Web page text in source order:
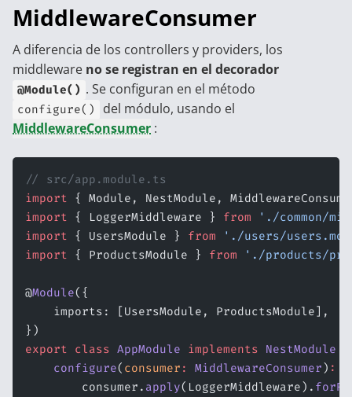
MiddlewareConsumer
A diferencia de los controllers y providers, los
middleware no se registran en el decorador
@Module() . Se configuran en el método
configure()
del módulo, usando el
MiddlewareConsumer :
// src/app.module.ts
import { Module, NestModule,
import { LoggerMiddleware } from './common/
import { UsersModule } from './users/
import { ProductsModule } from './products/
@Module({
    imports: [UsersModule, ProductsModule],
})
export class AppModule implements NestModule
    configure
( consumer : MiddlewareConsumer) :
        consumer.
apply(LoggerMiddleware).